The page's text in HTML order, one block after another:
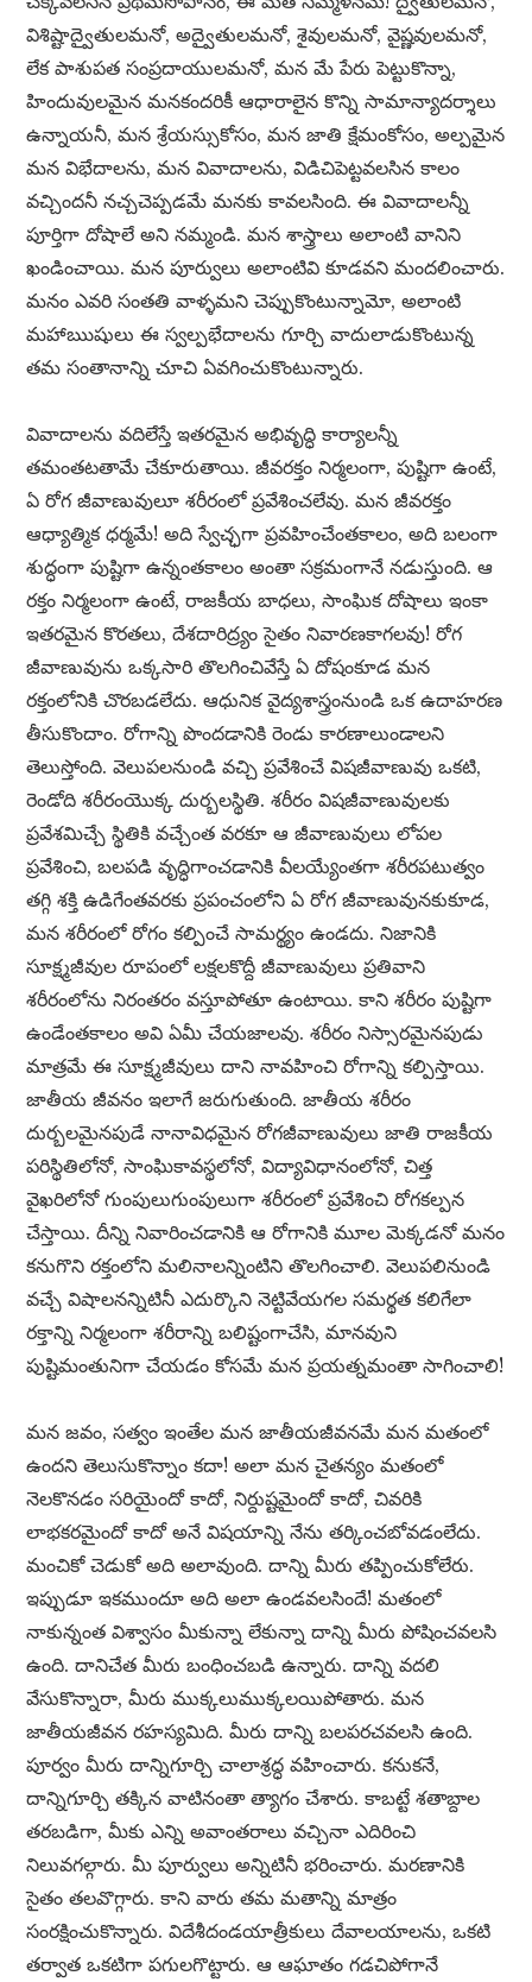
విశిష్టాద్వైతులమనో, అద్వైతులమనో, శైవులమనో, వైష్ణవులమనో,
లేక పాశుపత సంప్రదాయులమనో, మన మే పేరు పెట్టుకొన్నా,
హిందువులమైన మనకందరికీ ఆధారాలైన కొన్ని సామాన్యాదర్శాలు
ఉన్నాయనీ, మన శ్రేయస్సుకోసం, మన జాతి క్షేమంకోసం, అల్పమైన
మన విభేదాలను, మన వివాదాలను, విడిచిపెట్టవలసిన కాలం
వచ్చిందనీ నచ్చచెప్పడమే మనకు కావలసింది. ఈ వివాదాలన్నీ
పూర్తిగా దోషాలే అని నమ్మండి. మన శాస్త్రాలు అలాంటి వానిని
ఖండించాయి. మన పూర్వులు అలాంటివి కూడవని మందలించారు.
మనం ఎవరి సంతతి వాళ్ళమని చెప్పుకొంటున్నామో, అలాంటి
మహాఋషులు ఈ స్వల్పభేదాలను గూర్చి వాదులాడుకొంటున్న
తమ సంతానాన్ని చూచి ఏవగించుకొంటున్నారు.
వివాదాలను వదిలేస్తే ఇతరమైన అభివృద్ధి కార్యాలన్నీ
తమంతటతామే చేకూరుతాయి. జీవరక్తం నిర్మలంగా, పుష్టిగా ఉంటే,
ఏ రోగ జీవాణువులూ శరీరంలో ప్రవేశించలేవు. మన జీవరక్తం
ఆధ్యాత్మిక ధర్మమే! అది స్వేచ్ఛగా ప్రవహించేంతకాలం, అది బలంగా
శుద్ధంగా పుష్టిగా ఉన్నంతకాలం అంతా సక్రమంగానే నడుస్తుంది. ఆ
రక్తం నిర్మలంగా ఉంటే, రాజకీయ బాధలు, సాంఘిక దోషాలు ఇంకా
ఇతరమైన కొరతలు, దేశదారిద్ర్యం సైతం నివారణకాగలవు! రోగ
జీవాణువును ఒక్కసారి తొలగించివేస్తే ఏ దోషంకూడ మన
రక్తంలోనికి చొరబడలేదు. ఆధునిక వైద్యశాస్త్రంనుండి ఒక ఉదాహరణ
తీసుకొందాం. రోగాన్ని పొందడానికి రెండు కారణాలుండాలని
తెలుస్తోంది. వెలుపలనుండి వచ్చి ప్రవేశించే విషజీవాణువు ఒకటి,
రెండోది శరీరంయొక్క దుర్బలస్థితి. శరీరం విషజీవాణువులకు
ప్రవేశమిచ్చే స్థితికి వచ్చేంత వరకూ ఆ జీవాణువులు లోపల
ప్రవేశించి, బలపడి వృద్ధిగాంచడానికి వీలయ్యేంతగా శరీరపటుత్వం
తగ్గి శక్తి ఉడిగేంతవరకు ప్రపంచంలోని ఏ రోగ జీవాణువునకుకూడ,
మన శరీరంలో రోగం కల్పించే సామర్థ్యం ఉండదు. నిజానికి
సూక్ష్మజీవుల రూపంలో లక్షలకొద్దీ జీవాణువులు ప్రతివాని
శరీరంలోను నిరంతరం వస్తూపోతూ ఉంటాయి. కాని శరీరం పుష్టిగా
ఉండేంతకాలం అవి ఏమీ చేయజాలవు. శరీరం నిస్సారమైనపుడు
మాత్రమే ఈ సూక్ష్మజీవులు దాని నావహించి రోగాన్ని కల్పిస్తాయి.
జాతీయ జీవనం ఇలాగే జరుగుతుంది. జాతీయ శరీరం
దుర్బలమైనపుడే నానావిధమైన రోగజీవాణువులు జాతి రాజకీయ
పరిస్థితిలోనో, సాంఘికావస్థలోనో, విద్యావిధానంలోనో, చిత్త
వైఖరిలోనో గుంపులుగుంపులుగా శరీరంలో ప్రవేశించి రోగకల్పన
చేస్తాయి. దీన్ని నివారించడానికి ఆ రోగానికి మూల మెక్కడనో మనం
కనుగొని రక్తంలోని మలినాలన్నింటిని తొలగించాలి. వెలుపలినుండి
వచ్చే విషాలనన్నిటినీ ఎదుర్కొని నెట్టివేయగల సమర్థత కలిగేలా
రక్తాన్ని నిర్మలంగా శరీరాన్ని బలిష్టంగాచేసి, మానవుని
పుష్టిమంతునిగా చేయడం కోసమే మన ప్రయత్నమంతా సాగించాలి!
మన జవం, సత్వం ఇంతేల మన జాతీయజీవనమే మన మతంలో
ఉందని తెలుసుకొన్నాం కదా! అలా మన చైతన్యం మతంలో
నెలకొనడం సరియైందో కాదో, నిర్దుష్టమైందో కాదో, చివరికి
లాభకరమైందో కాదో అనే విషయాన్ని నేను తర్కించబోవడంలేదు.
మంచికో చెడుకో అది అలావుంది. దాన్ని మీరు తప్పించుకోలేరు.
ఇప్పుడూ ఇకముందూ అది అలా ఉండవలసిందే! మతంలో
నాకున్నంత విశ్వాసం మీకున్నా లేకున్నా దాన్ని మీరు పోషించవలసి
ఉంది. దానిచేత మీరు బంధించబడి ఉన్నారు. దాన్ని వదలి
వేసుకొన్నారా, మీరు ముక్కలుముక్కలయిపోతారు. మన
జాతీయజీవన రహస్యమిది. మీరు దాన్ని బలపరచవలసి ఉంది.
పూర్వం మీరు దాన్నిగూర్చి చాలాశ్రద్ధ వహించారు. కనుకనే,
దాన్నిగూర్చి తక్కిన వాటినంతా త్యాగం చేశారు. కాబట్టే శతాబ్దాల
తరబడిగా, మీకు ఎన్ని అవాంతరాలు వచ్చినా ఎదిరించి
నిలువగల్గారు. మీ పూర్వులు అన్నిటినీ భరించారు. మరణానికి
సైతం తలవొగ్గారు. కాని వారు తమ మతాన్ని మాత్రం
సంరక్షించుకొన్నారు. విదేశీదండయాత్రీకులు దేవాలయాలను, ఒకటి
తర్వాత ఒకటిగా పగులగొట్టారు. ఆ ఆఘాతం గడచిపోగానే